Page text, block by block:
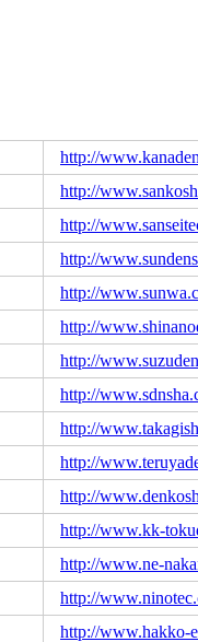
http://
http://
http://
http://
http://
http://
http://
http://
http://
http://
http://
http://www.kk-
http://www.ne-
http://
http://www.hakko-